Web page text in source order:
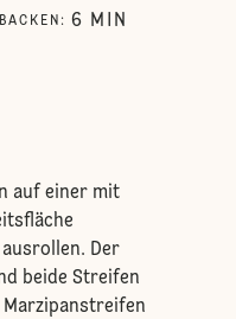
BACKEN : 6 MIN
auf einer mit
Der
beide Streifen
Marzipanstreifen